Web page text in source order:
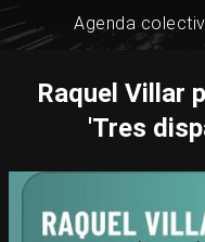
Agenda
Raquel Villar
'Tres